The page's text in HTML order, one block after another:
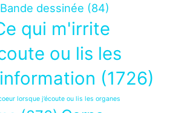
Bande dessinée (84)
qui m'irrite
ou lis les
(1726)
lorsque j’écoute ou lis les organes